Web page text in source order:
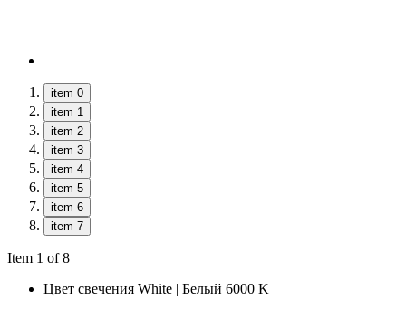
item 0
item 1
item 2
item 3
item 4
item 5
item 6
item 7
Item 1 of 8
Цвет свечения White | Белый 6000 K